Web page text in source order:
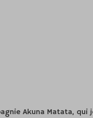
Akuna Matata,